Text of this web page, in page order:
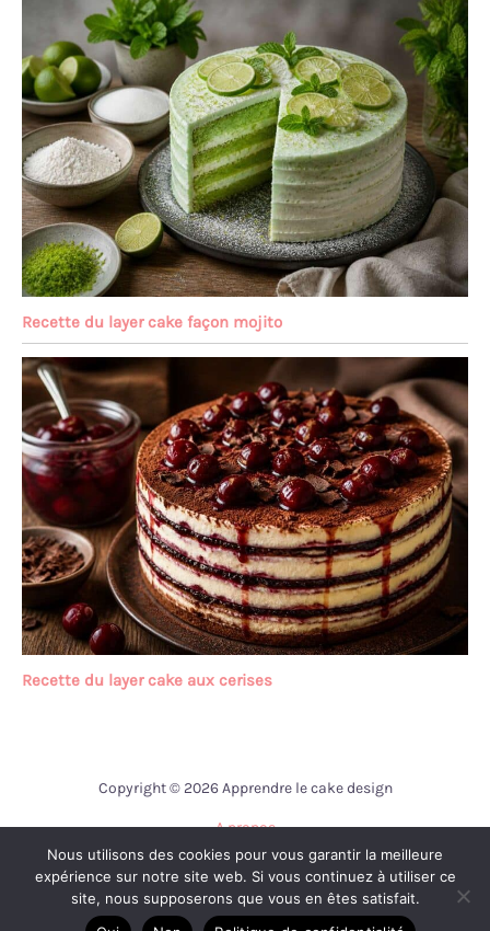
Recette du layer cake façon mojito
Recette du layer cake aux cerises
Copyright © 2026 Apprendre le cake design
A propos
Contact
Mentions légales
Politique de confidentialité
Nous utilisons des cookies pour vous garantir la meilleure
expérience sur notre site web. Si vous continuez à utiliser ce
site, nous supposerons que vous en êtes satisfait.